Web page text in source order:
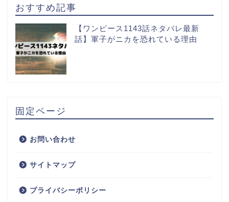
おすすめ記事
【ワンピース1143話ネタバレ最新
話】軍子がニカを恐れている理由
固定ページ
お問い合わせ
サイトマップ
プライバシーポリシー